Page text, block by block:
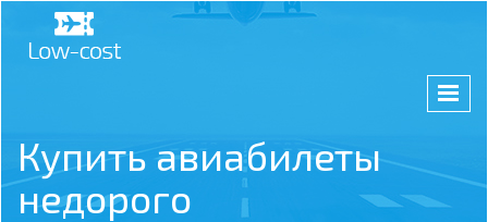
Купить авиабилеты
недорого